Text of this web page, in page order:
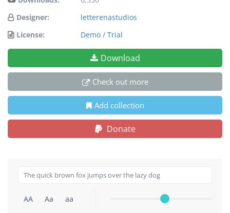
Designer:
letterenastudios
License:
Demo / Trial
Download
Check out more
Add collection
Donate
AA Aa aa